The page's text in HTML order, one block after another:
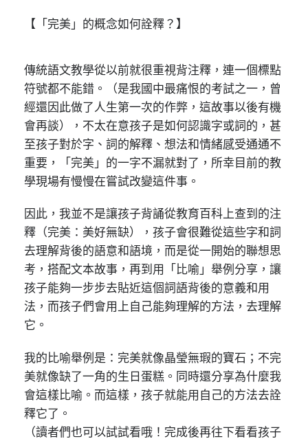
【「完美」的概念如何詮釋？】
傳統語文教學從以前就很重視背注釋，連一個標點
符號都不能錯。（是我國中最痛恨的考試之一，曾
經還因此做了人生第一次的作弊，這故事以後有機
會再談），不太在意孩子是如何認識字或詞的，甚
至孩子對於字、詞的解釋、想法和情緒感受通通不
重要，「完美」的一字不漏就對了，所幸目前的教
學現場有慢慢在嘗試改變這件事。
因此，我並不是讓孩子背誦從教育百科上查到的注
釋（完美：美好無缺），孩子會很難從這些字和詞
去理解背後的語意和語境，而是從一開始的聯想思
考，搭配文本故事，再到用「比喻」舉例分享，讓
孩子能夠一步步去貼近這個詞語背後的意義和用
法，而孩子們會用上自己能夠理解的方法，去理解
它。
我的比喻舉例是：完美就像晶瑩無瑕的寶石；不完
美就像缺了一角的生日蛋糕。同時還分享為什麼我
會這樣比喻。而這樣，孩子就能用自己的方法去詮
釋它了。
（讀者們也可以試試看哦！完成後再往下看看孩子